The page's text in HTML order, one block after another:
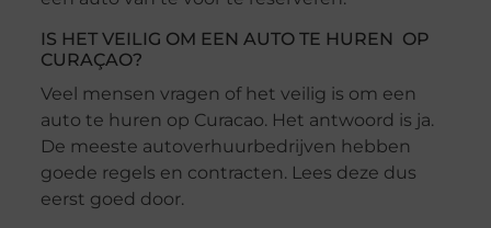
IS HET VEILIG OM EEN AUTO TE HUREN OP
CURAÇAO?
Veel mensen vragen of het veilig is om een
auto te huren op Curacao. Het antwoord is ja.
De meeste autoverhuurbedrijven hebben
goede regels en contracten. Lees deze dus
eerst goed door.